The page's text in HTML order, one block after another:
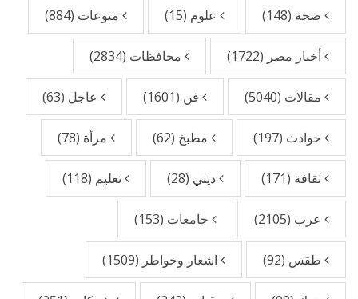
صحة (148) علوم (15) منوعات (884)
أخبار مصر (1722) محافظات (2834)
مقالات (5040) فن (1601) عاجل (63)
حوادث (197) مطبخ (62) مرأة (78)
ثقافة (171) ديني (28) تعليم (118)
عرب (2105) جامعات (153)
طقس (92) اشعار وخواطر (1509)